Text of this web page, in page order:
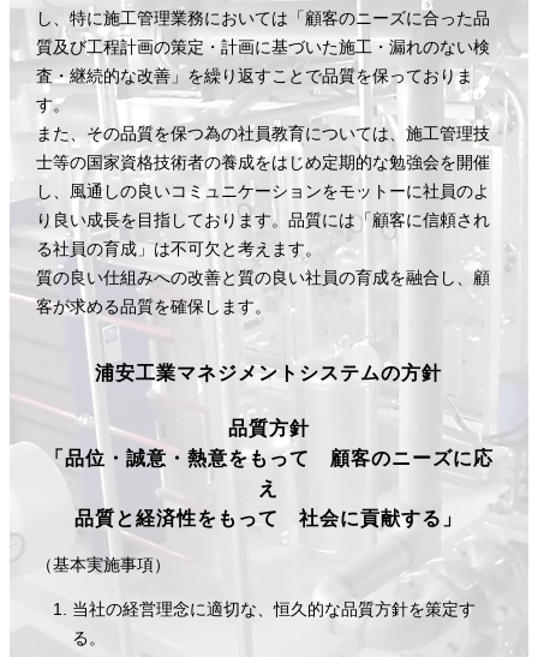
し、特に施工管理業務においては「顧客のニーズに合った品
質及び工程計画の策定・計画に基づいた施工・漏れのない検
査・継続的な改善」を繰り返すことで品質を保っておりま
す。
また、その品質を保つ為の社員教育については、施工管理技
士等の国家資格技術者の養成をはじめ定期的な勉強会を開催
し、風通しの良いコミュニケーションをモットーに社員のよ
り良い成長を目指しております。品質には「顧客に信頼され
る社員の育成」は不可欠と考えます。
質の良い仕組みへの改善と質の良い社員の育成を融合し、顧
客が求める品質を確保します。
浦安工業マネジメントシステムの方針
品質方針
「品位・誠意・熱意をもって 顧客のニーズに応
え
品質と経済性をもって 社会に貢献する」
（基本実施事項）
当社の経営理念に適切な、恒久的な品質方針を策定す
る。